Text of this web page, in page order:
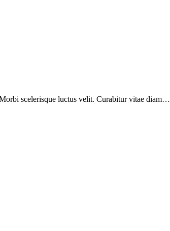
scelerisque luctus velit. Curabitur vitae diam…